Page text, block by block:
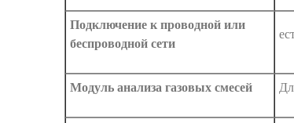
Подключение к проводной или
беспроводной сети
Модуль анализа газовых смесей